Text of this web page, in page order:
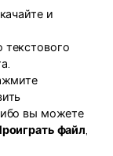
и
вы можете
файл,